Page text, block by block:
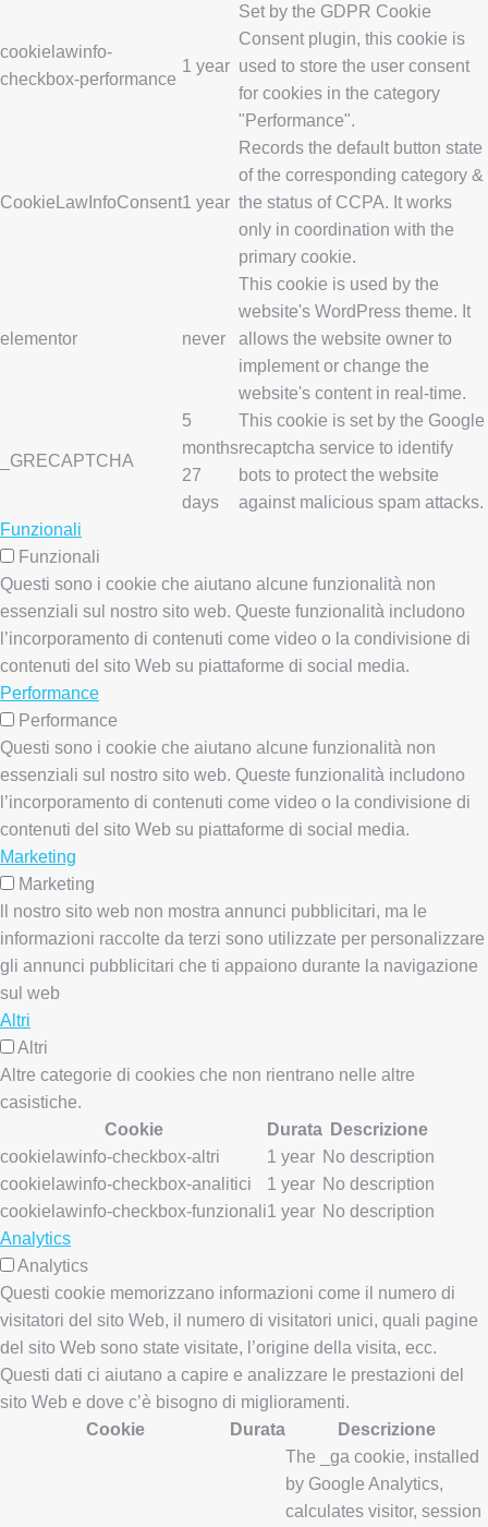
cookielawinfo-
checkbox-performance
1 year
Set by the GDPR Cookie
Consent plugin, this cookie is
used to store the user consent
for cookies in the category
"Performance".
CookieLawInfoConsent1 year
Records the default button state
of the corresponding category &
the status of CCPA. It works
only in coordination with the
primary cookie.
elementor never
This cookie is used by the
website's WordPress theme. It
allows the website owner to
implement or change the
website's content in real-time.
_GRECAPTCHA
5
months
27
days
This cookie is set by the Google
recaptcha service to identify
bots to protect the website
against malicious spam attacks.
Funzionali
Funzionali
Questi sono i cookie che aiutano alcune funzionalità non
essenziali sul nostro sito web. Queste funzionalità includono
l’incorporamento di contenuti come video o la condivisione di
contenuti del sito Web su piattaforme di social media.
Performance
Performance
Questi sono i cookie che aiutano alcune funzionalità non
essenziali sul nostro sito web. Queste funzionalità includono
l’incorporamento di contenuti come video o la condivisione di
contenuti del sito Web su piattaforme di social media.
Marketing
Marketing
ll nostro sito web non mostra annunci pubblicitari, ma le
informazioni raccolte da terzi sono utilizzate per personalizzare
gli annunci pubblicitari che ti appaiono durante la navigazione
sul web
Altri
Altri
Altre categorie di cookies che non rientrano nelle altre
casistiche.
Cookie
Durata Descrizione
cookielawinfo-checkbox-altri
1 year No description
cookielawinfo-checkbox-analitici
1 year No description
cookielawinfo-checkbox-funzionali1 year No description
Analytics
Analytics
Questi cookie memorizzano informazioni come il numero di
visitatori del sito Web, il numero di visitatori unici, quali pagine
del sito Web sono state visitate, l’origine della visita, ecc.
Questi dati ci aiutano a capire e analizzare le prestazioni del
sito Web e dove c’è bisogno di miglioramenti.
Cookie
Durata Descrizione
The _ga cookie, installed
by Google Analytics,
calculates visitor, session